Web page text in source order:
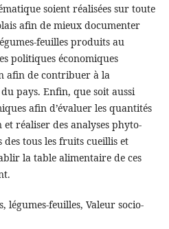
soient réalisées sur toute
afin de mieux documenter
feuilles produits au
politiques économiques
afin de contribuer à la
pays. Enfin, que soit aussi
afin d’évaluer les quantités
réaliser des analyses phyto-
tous les fruits cueillis et
la table alimentaire de ces
feuilles, Valeur socio-